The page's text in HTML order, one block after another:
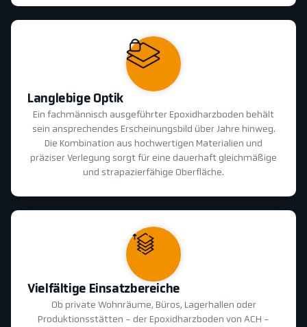
Langlebige Optik
Ein fachmännisch ausgeführter Epoxidharzboden behält
sein ansprechendes Erscheinungsbild über Jahre hinweg.
Die Kombination aus hochwertigen Materialien und
präziser Verlegung sorgt für eine dauerhaft gleichmäßige
und strapazierfähige Oberfläche.
Vielfältige Einsatzbereiche
Ob private Wohnräume, Büros, Lagerhallen oder
Produktionsstätten - der Epoxidharzboden von ACH -